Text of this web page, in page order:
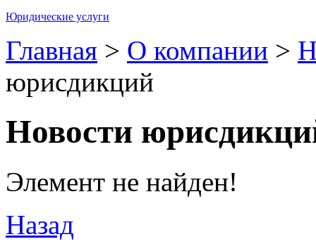
Юридические услуги
Главная > О компании >
юрисдикций
Новости
Элемент не найден!
Назад